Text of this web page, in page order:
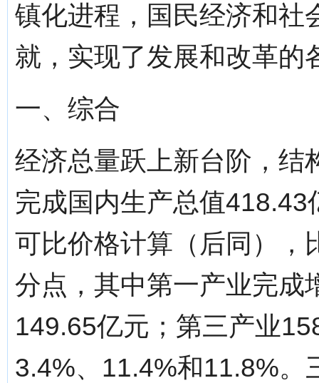
镇化进程，国民经济和社
就，实现了发展和改革的
一、综合
经济总量跃上新台阶，结
完成国内生产总值
可比价格计算（后同），
分点，其中第一产业完成
149.65亿元；第三产业
3.4%、11.4%和11.8%。